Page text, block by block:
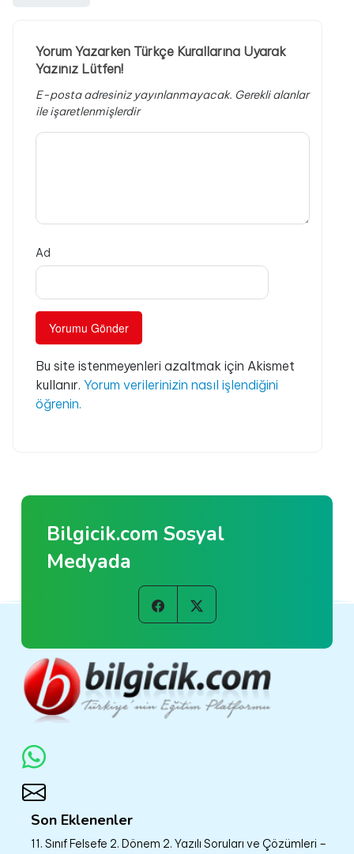
Yorum Yazarken Türkçe Kurallarına Uyarak
Yazınız Lütfen!
E-posta adresiniz yayınlanmayacak. Gerekli alanlar
ile işaretlenmişlerdir
Ad
Bu site istenmeyenleri azaltmak için Akismet
kullanır. Yorum verilerinizin nasıl işlendiğini
öğrenin.
Bilgicik.com Sosyal
Medyada
Son Eklenenler
11. Sınıf Felsefe 2. Dönem 2. Yazılı Soruları ve Çözümleri –